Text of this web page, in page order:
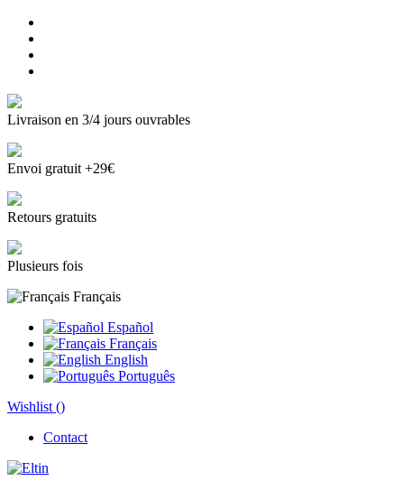
Livraison en 3/4 jours ouvrables
Envoi gratuit +29€
Retours gratuits
Plusieurs fois
Français
Español
Français
English
Português
Wishlist ()
Contact